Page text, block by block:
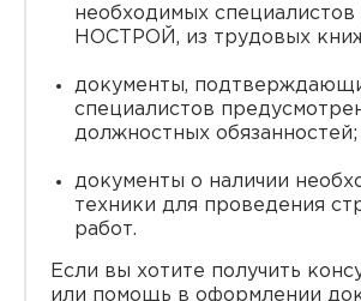
необходимых специалистов
НОСТРОЙ, из трудовых
документы,
специалистов
должностных обязанностей;
документы о наличии
техники для проведения
работ.
Если вы хотите получить
или помощь в оформлении